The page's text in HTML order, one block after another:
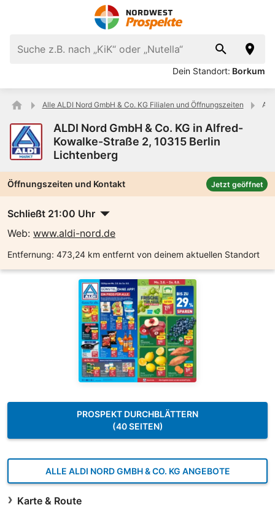
Dein Standort: Borkum
Alle ALDI Nord GmbH & Co. KG Filialen und Öffnungszeiten
ALDI Nord GmbH & Co. KG in Alfred-
Kowalke-Straße 2, 10315 Berlin
Lichtenberg
Öffnungszeiten und Kontakt Jetzt geöffnet
Schließt 21:00 Uhr
Web: www.aldi-nord.de
Entfernung: 473,24 km entfernt von deinem aktuellen Standort
PROSPEKT DURCHBLÄTTERN
(40 SEITEN)
ALLE ALDI NORD GMBH & CO. KG ANGEBOTE
Karte & Route